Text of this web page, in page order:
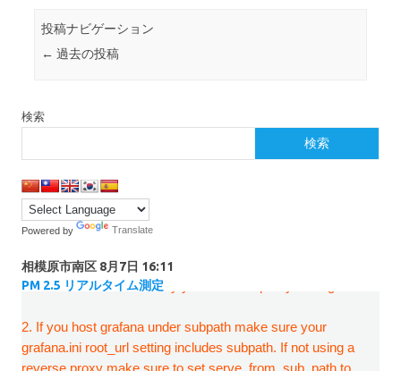
投稿ナビゲーション
← 過去の投稿
検索
検索
Powered by Translate
相模原市南区 8月7日 16:11
PM 2.5 リアルタイム測定